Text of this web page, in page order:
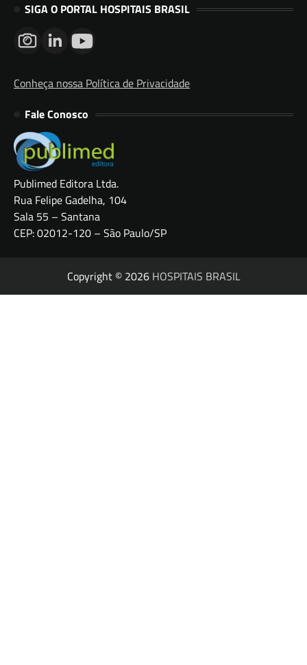
SIGA O PORTAL HOSPITAIS BRASIL
Conheça nossa Política de Privacidade
Fale Conosco
Publimed Editora Ltda.
Rua Felipe Gadelha, 104
Sala 55 – Santana
CEP: 02012-120 – São Paulo/SP
Copyright © 2026 HOSPITAIS BRASIL